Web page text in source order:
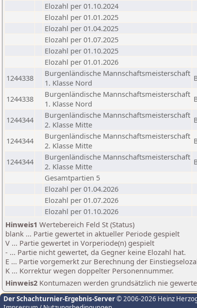
Elozahl per 01.10.2024
Elozahl per 01.01.2025
Elozahl per 01.04.2025
Elozahl per 01.07.2025
Elozahl per 01.10.2025
Elozahl per 01.01.2026
1244338
Burgenländische Mannschaftsmeisterschaft
1. Klasse Nord
1244338
Burgenländische Mannschaftsmeisterschaft
1. Klasse Nord
1244344
Burgenländische Mannschaftsmeisterschaft
2. Klasse Mitte
1244344
Burgenländische Mannschaftsmeisterschaft
2. Klasse Mitte
1244344
Burgenländische Mannschaftsmeisterschaft
2. Klasse Mitte
Gesamtpartien 5
Elozahl per 01.04.2026
Elozahl per 01.07.2026
Elozahl per 01.10.2026
Hinweis1 Wertebereich Feld St (Status)
blank ... Partie gewertet in aktueller Periode gespielt
V ... Partie gewertet in Vorperiode(n) gespielt
- ... Partie nicht gewertet, da Gegner keine Elozahl hat.
E ... Partie vorgemerkt zur Berechnung der
K ... Korrektur wegen doppelter Personennummer.
Hinweis2 Kontumazen werden grundsätzlich nie
Der Schachturnier-Ergebnis-Server© 2006-2026 Heinz